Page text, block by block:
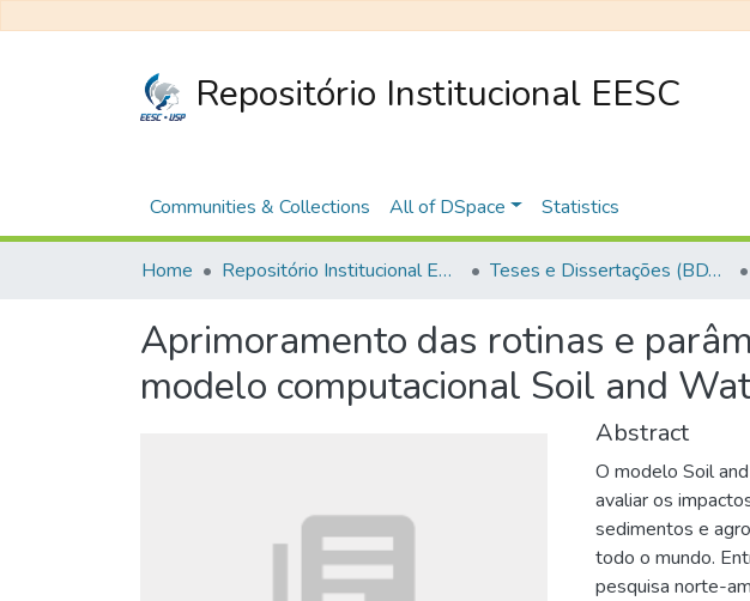
Repositório Institucional EESC
Communities & Collections All of DSpace Statistics
Home Repositório Institucional EESC Teses e Dissertações (BDTD USP)
Aprimoramento das rotinas e
modelo computacional Soil and
Abstract
O modelo Soil
avaliar os
sedimentos e
todo o mundo.
pesquisa norte-